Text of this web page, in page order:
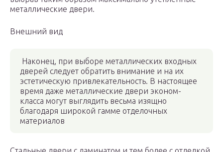
металлические двери.
Внешний вид
Наконец, при выборе металлических входных
дверей следует обратить внимание и на их
эстетическую привлекательность. В настоящее
время даже металлические двери эконом-
класса могут выглядить весьма изящно
благодаря широкой гамме отделочных
материалов